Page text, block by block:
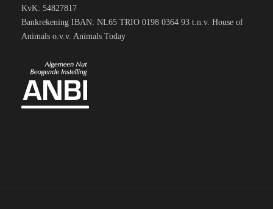
KvK: 54827817
Bankrekening IBAN: NL65 TRIO 0198 0364 93 t.n.v. House of
Animals o.v.v. Animals Today